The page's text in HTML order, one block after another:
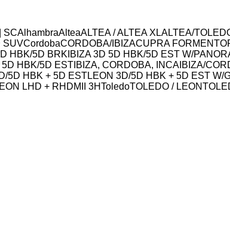
SCAlhambraAlteaALTEA / ALTEA XLALTEA/
SUVCordobaCORDOBA/IBIZACUPRA
HBK/5D BRK IBIZA 3D 5D HBK/5D EST W/
5D HBK/5D EST IBIZA, CORDOBA, INCA IBIZA/
5D HBK + 5D ESTLEON 3D/5D HBK + 5D EST W/
LHD + RHDMII 3HToledoTOLEDO / LEON